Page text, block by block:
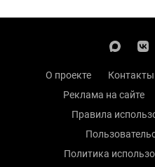
О проекте Контакты
Реклама на сайте
Правила
Политика